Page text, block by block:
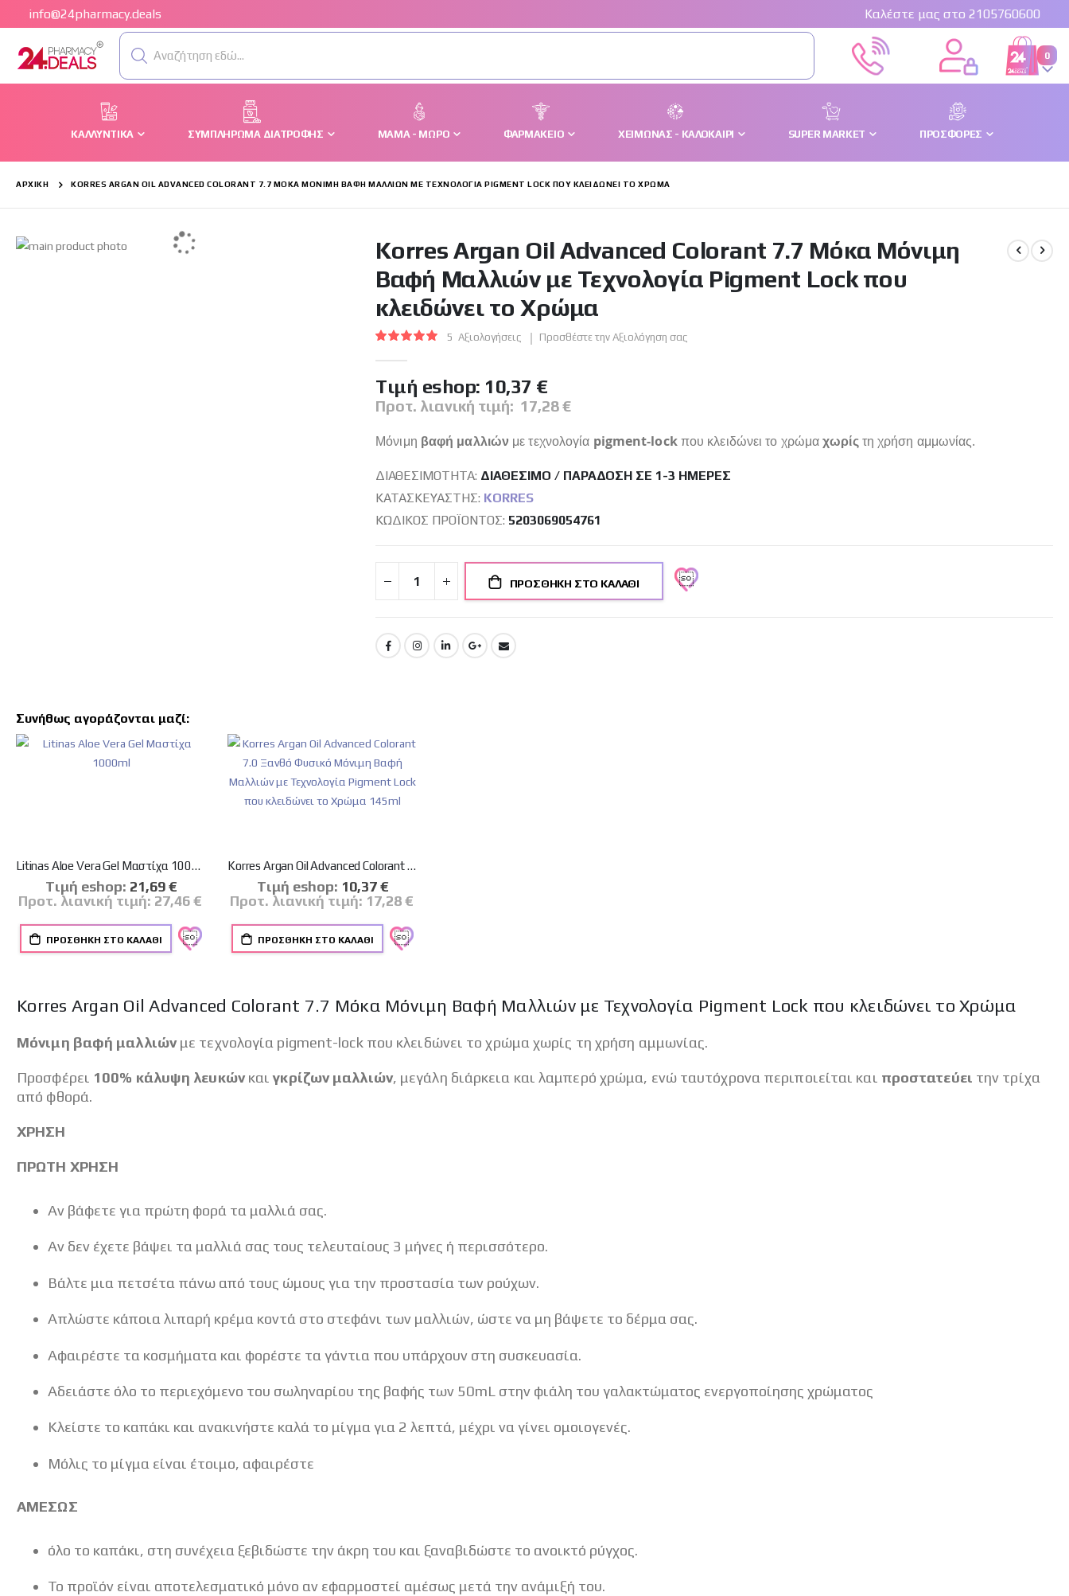
info@24pharmacy.deals Καλέστε μας στο 2105760600
Cart
0
ΚΑΛΛΥΝΤΙΚΆ ΣΥΜΠΛΉΡΩΜΑ ΔΙΑΤΡΟΦΉΣ ΜΑΜΆ - ΜΩΡΌ ΦΑΡΜΑΚΕΊΟ ΧΕΙΜΏΝΑΣ - ΚΑΛΟΚΑΊΡΙ SUPER MARKET ΠΡΟΣΦΟΡΈΣ
Αναζήτηση εδώ...
ΑΡΧΙΚΉ KORRES ARGAN OIL ADVANCED COLORANT 7.7 ΜΌΚΑ ΜΌΝΙΜΗ ΒΑΦΉ ΜΑΛΛΙΏΝ ΜΕ ΤΕΧΝΟΛΟΓΊΑ PIGMENT LOCK ΠΟΥ ΚΛΕΙΔΏΝΕΙ ΤΟ ΧΡΏΜΑ
Μετάβαση
Korres Argan Oil Advanced Colorant 7.7 Μόκα Μόνιμη
Βαφή Μαλλιών με Τεχνολογία Pigment Lock που
κλειδώνει το Χρώμα
Βαθμολογία:
5 Αξιολογήσεις Προσθέστε την Αξιολόγηση σας
Tιμή eshop: 10,37 €
Προτ. λιανική τιμή: 17,28 €
Μόνιμη βαφή μαλλιών με τεχνολογία pigment-lockπου κλειδώνει το χρώμαχωρίςτη χρήση αμμωνίας.
ΔΙΑΘΕΣΙΜΌΤΗΤΑ: ΔΙΑΘΈΣΙΜΟ / ΠΑΡΆΔΟΣΗ ΣΕ 1-3 ΗΜΈΡΕΣ
ΚΑΤΑΣΚΕΥΑΣΤΉΣ: KORRES
ΚΩΔΙΚΌΣ ΠΡΟΪΌΝΤΟΣ 5203069054761
ΠΡΟΣΘΉΚΗ ΣΤΟ ΚΑΛΆΘΙ
Συνήθως αγοράζονται μαζί:
Litinas Aloe Vera Gel Μαστίχα 1000ml
Tιμή eshop: Ειδική
Τιμή
21,69 €
Προτ. λιανική τιμή: 27,46 €
ΠΡΟΣΘΉΚΗ ΣΤΟ ΚΑΛΆΘΙ
Korres Argan Oil Advanced Colorant 7.0 Ξανθό Φυσικό Μόνιμη Βαφή Μαλλιών με Τεχνολογία Pigment Lock που κλειδώνει το Χρώμα 145ml
Tιμή eshop: Ειδική
Τιμή
10,37 €
Προτ. λιανική τιμή: 17,28 €
ΠΡΟΣΘΉΚΗ ΣΤΟ ΚΑΛΆΘΙ
Korres Argan Oil Advanced Colorant 7.7 Μόκα Μόνιμη Βαφή Μαλλιών με Τεχνολογία Pigment Lock που κλειδώνει το Χρώμα
Μόνιμη βαφή μαλλιώνμε τεχνολογία pigment-lock που κλειδώνει το χρώμα χωρίς τη χρήση αμμωνίας.
Προσφέρει 100% κάλυψη λευκώνκαιγκρίζων μαλλιών, μεγάλη διάρκεια και λαμπερό χρώμα, ενώ ταυτόχρονα περιποιείται και προστατεύει την τρίχα
από φθορά.
ΧΡΗΣΗ
ΠΡΩΤΗ ΧΡΗΣΗ
Αν βάφετε για πρώτη φορά τα μαλλιά σας.
Αν δεν έχετε βάψει τα μαλλιά σας τους τελευταίους 3 μήνες ή περισσότερο.
Βάλτε μια πετσέτα πάνω από τους ώμους για την προστασία των ρούχων.
Απλώστε κάποια λιπαρή κρέμα κοντά στο στεφάνι των μαλλιών, ώστε να μη βάψετε το δέρμα σας.
Αφαιρέστε τα κοσμήματα και φορέστε τα γάντια που υπάρχουν στη συσκευασία.
Αδειάστε όλο το περιεχόμενο του σωληναρίου της βαφής των 50mL στην φιάλη του γαλακτώματος ενεργοποίησης χρώματος
Κλείστε το καπάκι και ανακινήστε καλά το μίγμα για 2 λεπτά, μέχρι να γίνει ομοιογενές.
Μόλις το μίγμα είναι έτοιμο, αφαιρέστε
ΑΜΕΣΩΣ
όλο το καπάκι, στη συνέχεια ξεβιδώστε την άκρη του και ξαναβιδώστε το ανοικτό ρύγχος.
Το προϊόν είναι αποτελεσματικό μόνο αν εφαρμοστεί αμέσως μετά την ανάμιξή του.